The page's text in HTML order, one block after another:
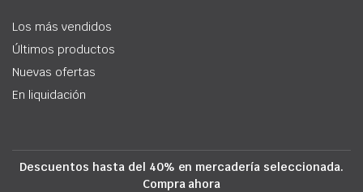
Los más vendidos
Últimos productos
Nuevas ofertas
En liquidación
Descuentos hasta del 40% en mercadería seleccionada.
Compra ahora